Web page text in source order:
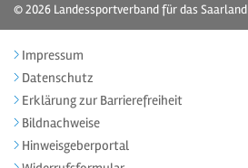
© 2026 Landessportverband für das Saarland
Impressum
Datenschutz
Erklärung zur Barrierefreiheit
Bildnachweise
Hinweisgeberportal